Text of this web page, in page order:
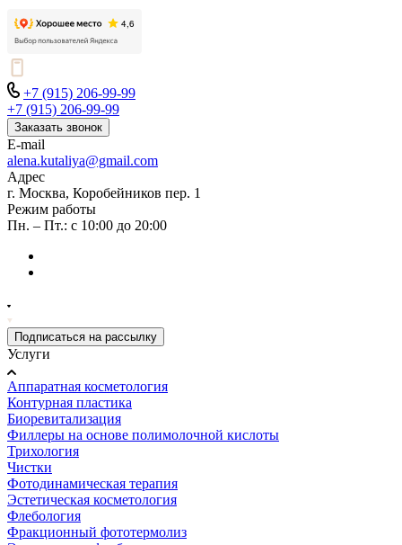
+7 (915) 206-99-99
+7 (915) 206-99-99
Заказать звонок
E-mail
alena.kutaliya@gmail.com
Адрес
г. Москва, Коробейников пер. 1
Режим работы
Пн. – Пт.: с 10:00 до 20:00
Подписаться на рассылку
Услуги
Аппаратная косметология
Контурная пластика
Биоревитализация
Филлеры на основе полимолочной кислоты
Трихология
Чистки
Фотодинамическая терапия
Эстетическая косметология
Флебология
Фракционный фототермолиз